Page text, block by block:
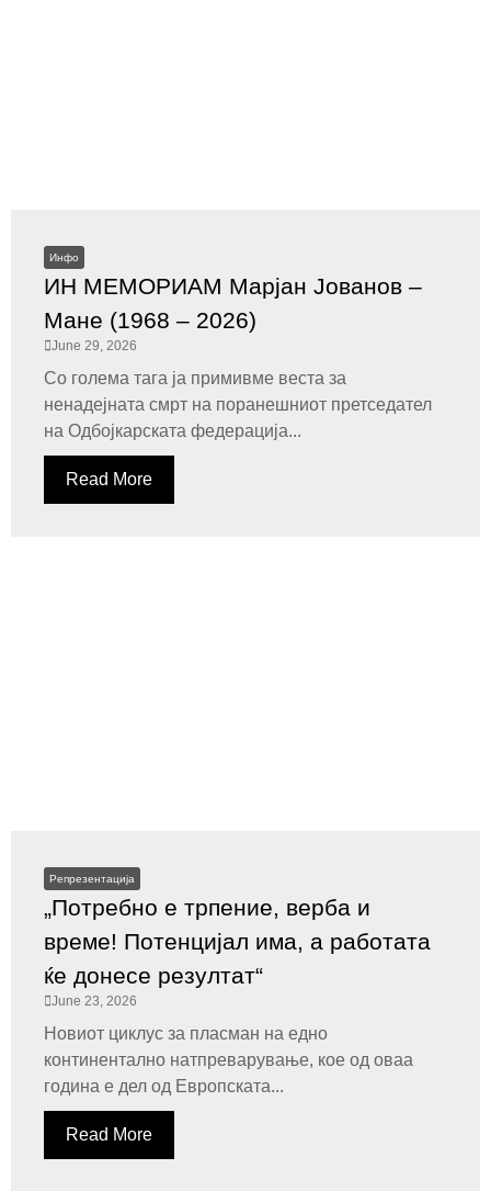
Инфо
ИН МЕМОРИАМ Марјан Јованов –
Мане (1968 – 2026)
June 29, 2026
Со голема тага ја примивме веста за
ненадејната смрт на поранешниот претседател
на Одбојкарската федерација...
Read More
Репрезентација
„Потребно е трпение, верба и
време! Потенцијал има, а работата
ќе донесе резултат“
June 23, 2026
Новиот циклус за пласман на едно
континентално натпреварување, кое од оваа
година е дел од Европската...
Read More